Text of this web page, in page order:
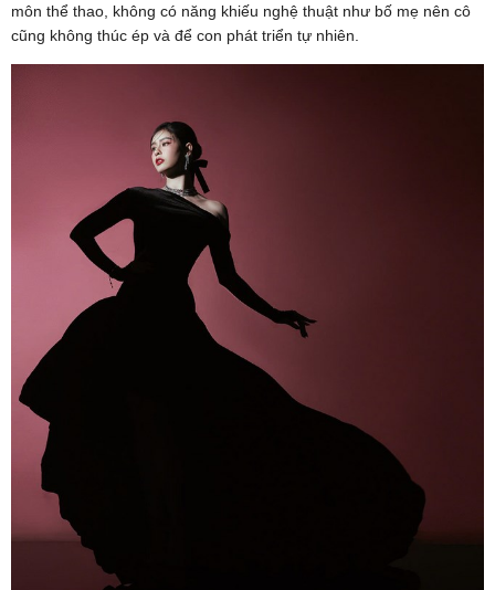
môn thể thao, không có năng khiếu nghệ thuật như bố mẹ nên cô
cũng không thúc ép và để con phát triển tự nhiên.